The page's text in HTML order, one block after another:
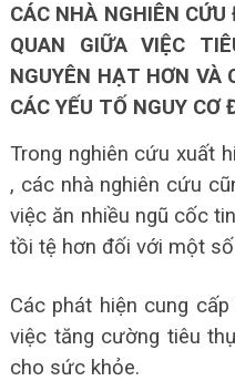
CÁC NHÀ NGHIÊN
QUAN GIỮA VIỆC
NGUYÊN HẠT HƠN VÀ
CÁC YẾU TỐ NGUY
Trong nghiên cứu xuất
, các nhà nghiên cứu
việc ăn nhiều ngũ cốc
tồi tệ hơn đối với một
Các phát hiện cung
việc tăng cường tiêu
cho sức khỏe.